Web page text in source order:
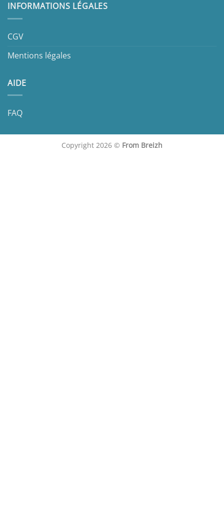
INFORMATIONS LÉGALES
CGV
Mentions légales
AIDE
FAQ
Copyright 2026 © From Breizh